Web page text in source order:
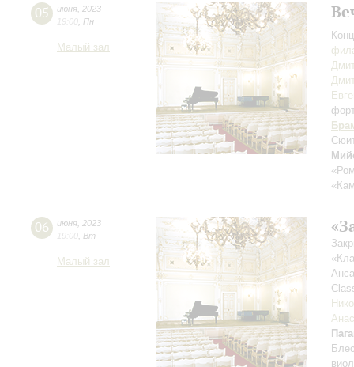
05 июня 2023
19:00 Пн
Малый зал
06 июня 2023
19:00 Вт
Малый зал